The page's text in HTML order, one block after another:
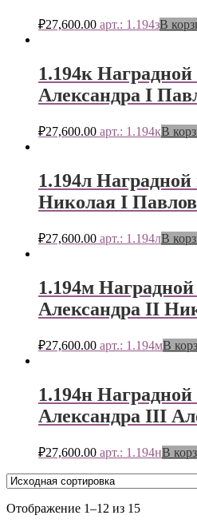
₽27,600.00 арт.: 1.194зВ
1.194к
Александра I
₽27,600.00 арт.: 1.194кВ
1.194л
Николая I
₽27,600.00 арт.: 1.194лВ
1.194м
Александра II
₽27,600.00 арт.: 1.194мВ
1.194н
Александра III
₽27,600.00 арт.: 1.194нВ
Отображение 1–12 из 15